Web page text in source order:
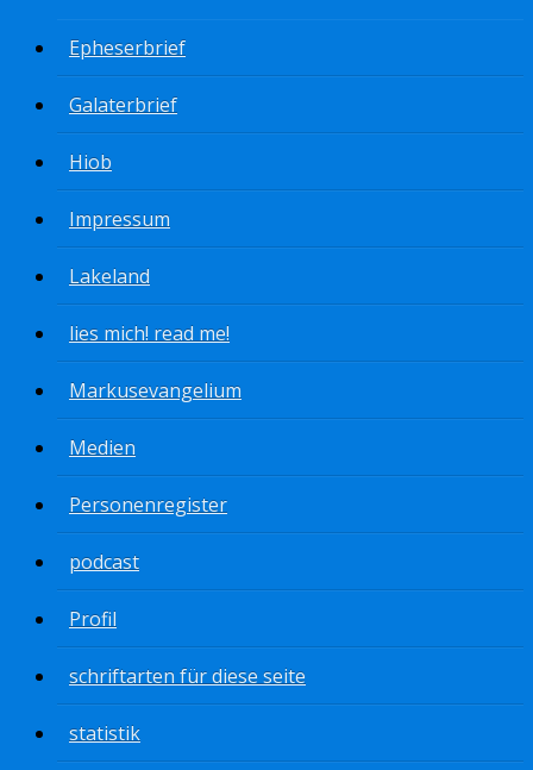
Epheserbrief
Galaterbrief
Hiob
Impressum
Lakeland
lies mich! read me!
Markusevangelium
Medien
Personenregister
podcast
Profil
schriftarten für diese seite
statistik